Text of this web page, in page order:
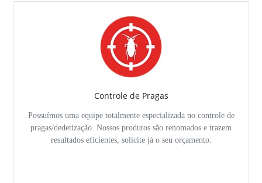
Controle de Pragas
Possuímos uma equipe totalmente especializada no controle de
pragas/dedetização. Nossos produtos são renomados e trazem
resultados eficientes, solicite já o seu orçamento.